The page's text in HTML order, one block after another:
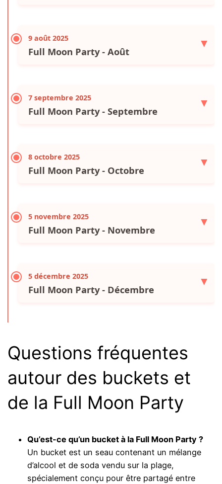
9 août 2025
Full Moon Party - Août
▼
7 septembre 2025
Full Moon Party - Septembre
▼
8 octobre 2025
Full Moon Party - Octobre
▼
5 novembre 2025
Full Moon Party - Novembre
▼
5 décembre 2025
Full Moon Party - Décembre
▼
Questions fréquentes
autour des buckets et
de la Full Moon Party
Qu’est-ce qu’un bucket à la Full Moon Party ?
Un bucket est un seau contenant un mélange
d’alcool et de soda vendu sur la plage,
spécialement conçu pour être partagé entre